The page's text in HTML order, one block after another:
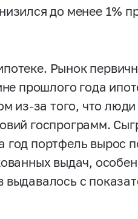
до менее 1%
Рынок
прошлого года
из-за того, что
госпрограмм.
портфель вырос
выдач,
выдавалось с